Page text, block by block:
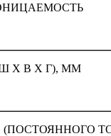
Х В Х Г), ММ
(ПОСТОЯННОГО